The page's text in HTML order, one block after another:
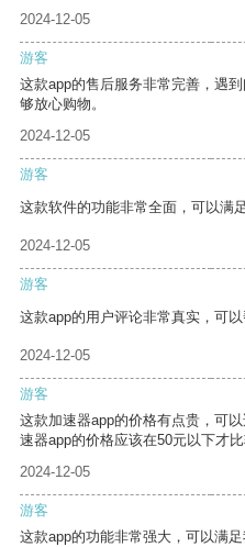
2024-12-05
游客
这款app的售后服务非常完善，遇
够放心购物。
2024-12-05
游客
这款软件的功能非常全面，可以满
2024-12-05
游客
这款app的用户评论非常真实，可以
2024-12-05
游客
这款加速器app的价格有点贵，可
速器app的价格应该在50元以下才比
2024-12-05
游客
这款app的功能非常强大，可以满